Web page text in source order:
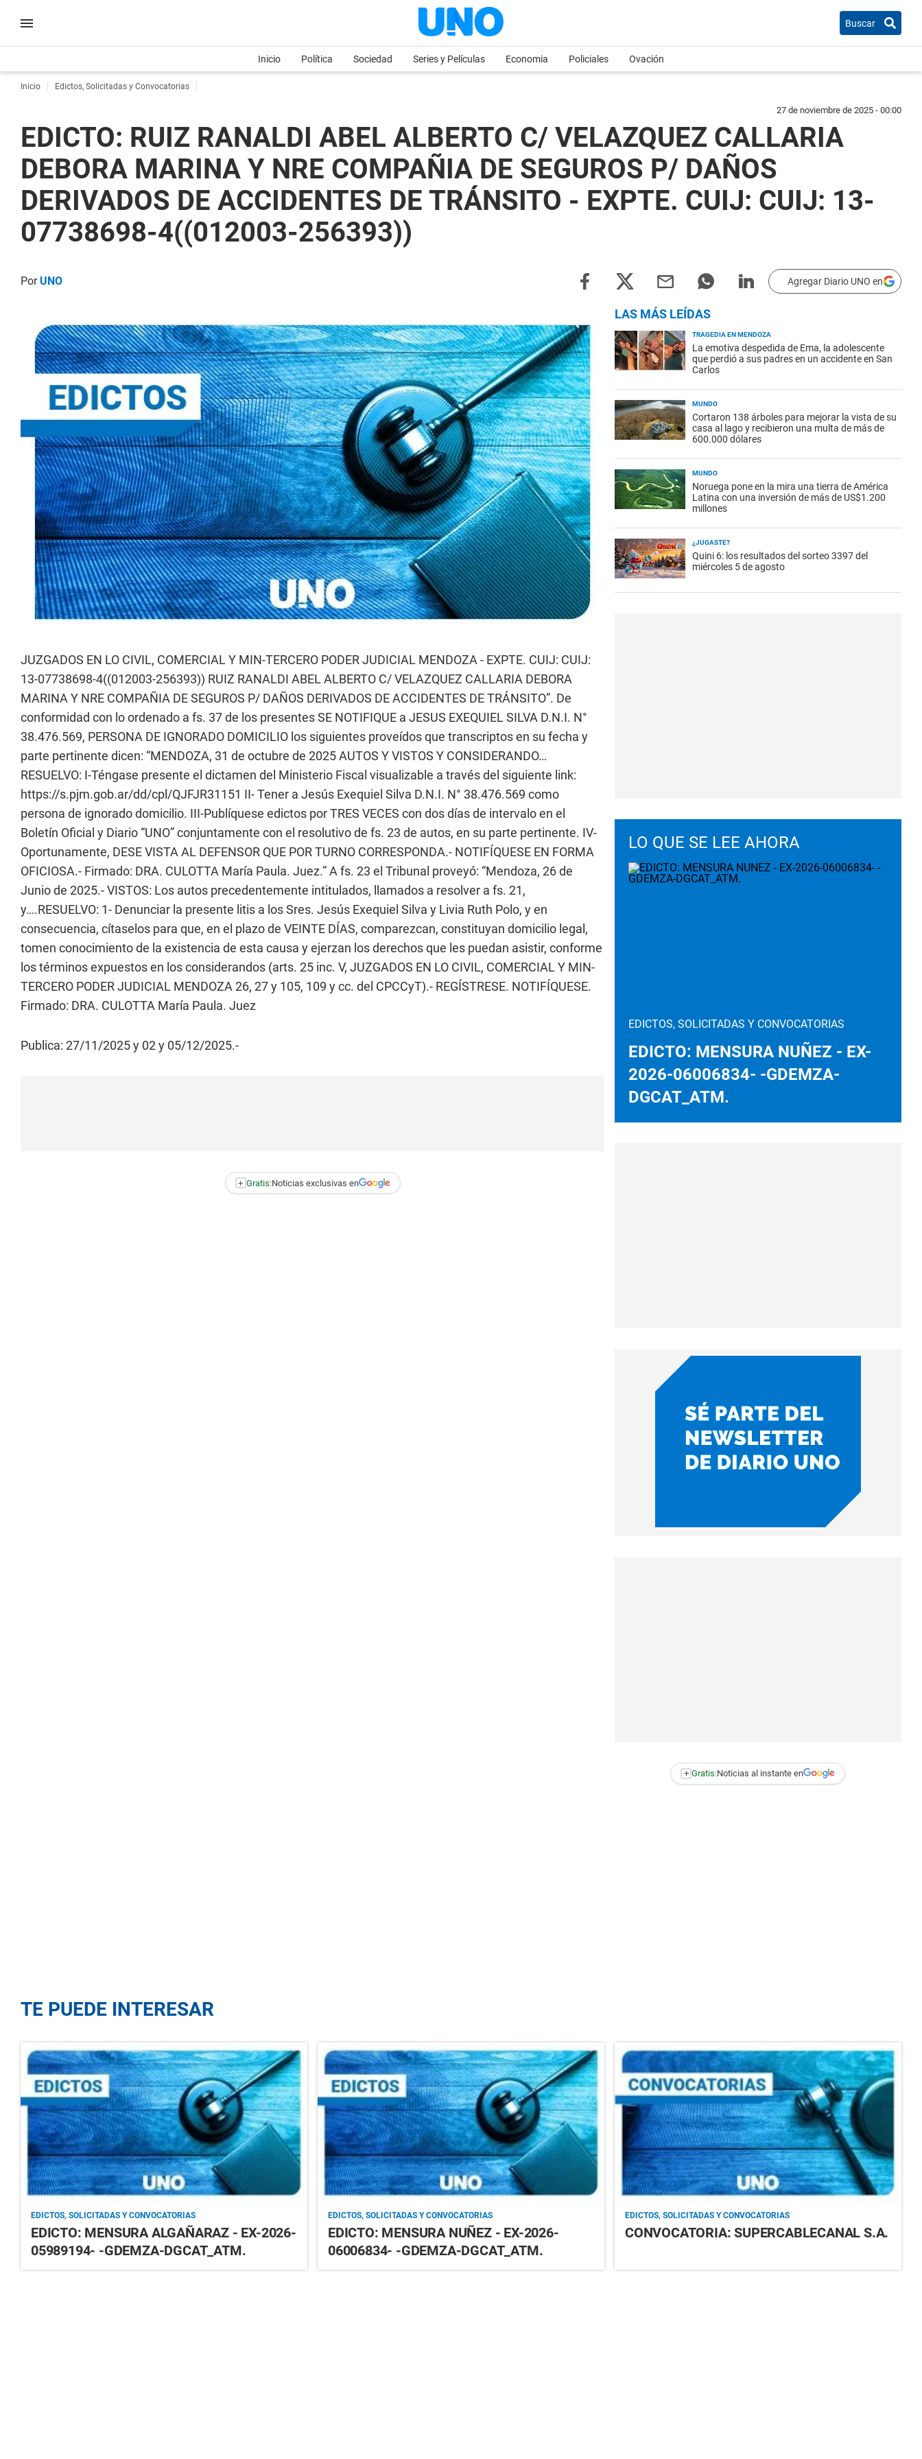
Buscar
Inicio Política Sociedad Series y Películas Economia Policiales Ovación
Inicio Edictos, Solicitadas y Convocatorias
27 de noviembre de 2025 - 00:00
EDICTO: RUIZ RANALDI ABEL ALBERTO C/ VELAZQUEZ CALLARIA
DEBORA MARINA Y NRE COMPAÑIA DE SEGUROS P/ DAÑOS
DERIVADOS DE ACCIDENTES DE TRÁNSITO - EXPTE. CUIJ: CUIJ: 13-
07738698-4((012003-256393))
PorUNO Agregar Diario UNO en
JUZGADOS EN LO CIVIL, COMERCIAL Y MIN-TERCERO PODER JUDICIAL MENDOZA - EXPTE. CUIJ: CUIJ:
13-07738698-4((012003-256393)) RUIZ RANALDI ABEL ALBERTO C/ VELAZQUEZ CALLARIA DEBORA
MARINA Y NRE COMPAÑIA DE SEGUROS P/ DAÑOS DERIVADOS DE ACCIDENTES DE TRÁNSITO”. De
conformidad con lo ordenado a fs. 37 de los presentes SE NOTIFIQUE a JESUS EXEQUIEL SILVA D.N.I. N°
38.476.569, PERSONA DE IGNORADO DOMICILIO los siguientes proveídos que transcriptos en su fecha y
parte pertinente dicen: “MENDOZA, 31 de octubre de 2025 AUTOS Y VISTOS Y CONSIDERANDO…
RESUELVO: I-Téngase presente el dictamen del Ministerio Fiscal visualizable a través del siguiente link:
https://s.pjm.gob.ar/dd/cpl/QJFJR31151 II- Tener a Jesús Exequiel Silva D.N.I. N° 38.476.569 como
persona de ignorado domicilio. III-Publíquese edictos por TRES VECES con dos días de intervalo en el
Boletín Oficial y Diario “UNO” conjuntamente con el resolutivo de fs. 23 de autos, en su parte pertinente. IV-
Oportunamente, DESE VISTA AL DEFENSOR QUE POR TURNO CORRESPONDA.- NOTIFÍQUESE EN FORMA
OFICIOSA.- Firmado: DRA. CULOTTA María Paula. Juez.” A fs. 23 el Tribunal proveyó: “Mendoza, 26 de
Junio de 2025.- VISTOS: Los autos precedentemente intitulados, llamados a resolver a fs. 21,
y….RESUELVO: 1- Denunciar la presente litis a los Sres. Jesús Exequiel Silva y Livia Ruth Polo, y en
consecuencia, cítaselos para que, en el plazo de VEINTE DÍAS, comparezcan, constituyan domicilio legal,
tomen conocimiento de la existencia de esta causa y ejerzan los derechos que les puedan asistir, conforme
los términos expuestos en los considerandos (arts. 25 inc. V, JUZGADOS EN LO CIVIL, COMERCIAL Y MIN-
TERCERO PODER JUDICIAL MENDOZA 26, 27 y 105, 109 y cc. del CPCCyT).- REGÍSTRESE. NOTIFÍQUESE.
Firmado: DRA. CULOTTA María Paula. Juez
Publica: 27/11/2025 y 02 y 05/12/2025.-
+ Gratis:Noticias exclusivas en
LAS MÁS LEÍDAS
TRAGEDIA EN MENDOZA
La emotiva despedida de Ema, la adolescente
que perdió a sus padres en un accidente en San
Carlos
MUNDO
Cortaron 138 árboles para mejorar la vista de su
casa al lago y recibieron una multa de más de
600.000 dólares
MUNDO
Noruega pone en la mira una tierra de América
Latina con una inversión de más de US$1.200
millones
¿JUGASTE?
Quini 6: los resultados del sorteo 3397 del
miércoles 5 de agosto
LO QUE SE LEE AHORA
EDICTOS, SOLICITADAS Y CONVOCATORIAS
EDICTO: MENSURA NUÑEZ - EX-
2026-06006834- -GDEMZA-
DGCAT_ATM.
+ Gratis:Noticias al instante en
TE PUEDE INTERESAR
EDICTOS, SOLICITADAS Y CONVOCATORIAS
EDICTO: MENSURA ALGAÑARAZ - EX-2026-
05989194- -GDEMZA-DGCAT_ATM.
EDICTOS, SOLICITADAS Y CONVOCATORIAS
EDICTO: MENSURA NUÑEZ - EX-2026-
06006834- -GDEMZA-DGCAT_ATM.
EDICTOS, SOLICITADAS Y CONVOCATORIAS
CONVOCATORIA: SUPERCABLECANAL S.A.